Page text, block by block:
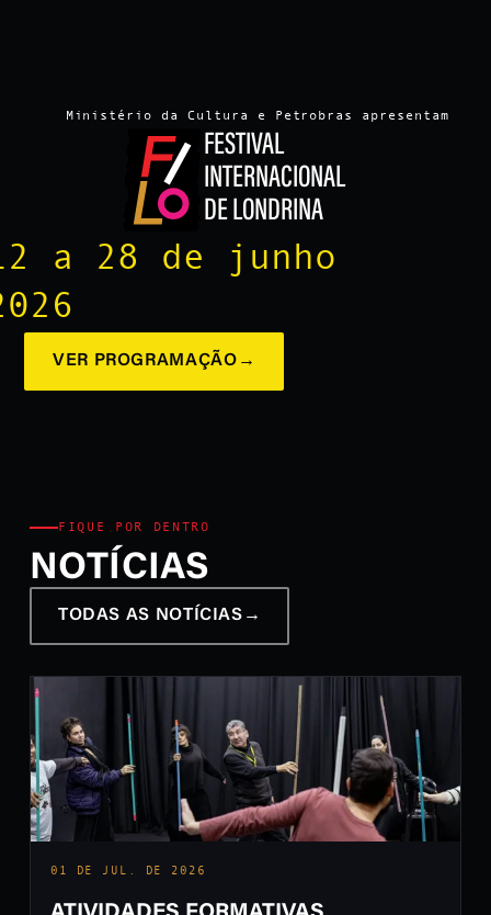
Ministério da Cultura e Petrobras apresentam
FESTIVAL
INTERNACIONAL
DE LONDRINA
a 28 de junho
VER PROGRAMAÇÃO →
FIQUE POR DENTRO
NOTÍCIAS
TODAS AS NOTÍCIAS →
01 DE JUL. DE 2026